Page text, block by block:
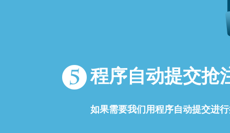
程序自动提交抢
如果需要我们用程序自动提交进